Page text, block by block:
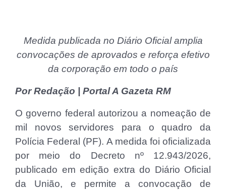
Medida publicada no Diário Oficial amplia
convocações de aprovados e reforça efetivo
da corporação em todo o país
Por Redação | Portal A Gazeta RM
O governo federal autorizou a nomeação de
mil novos servidores para o quadro da
Polícia Federal (PF). A medida foi oficializada
por meio do Decreto nº 12.943/2026,
publicado em edição extra do Diário Oficial
da União, e permite a convocação de